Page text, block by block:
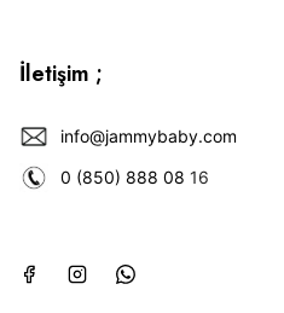
İletişim ;
info@jammybaby.com
0 (850) 888 08 16